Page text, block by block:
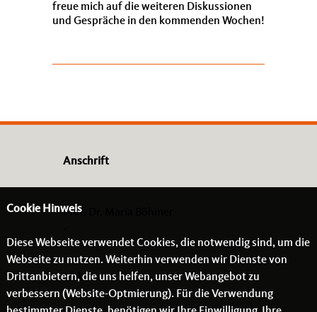
freue mich auf die weiteren Diskussionen
und Gespräche in den kommenden Wochen!
Anschrift
Prof. Dr. Maria Böhmer
- -
Links
Cookie Hinweis
Diese Webseite verwendet Cookies, die notwendig sind, um die
Webseite zu nutzen. Weiterhin verwenden wir Dienste von
Drittanbietern, die uns helfen, unser Webangebot zu
verbessern (Website-Optmierung). Für die Verwendung